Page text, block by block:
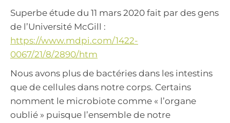
Superbe étude du 11 mars 2020 fait par des gens
de l’Université McGill :
https://www.mdpi.com/1422-
0067/21/8/2890/htm
Nous avons plus de bactéries dans les intestins
que de cellules dans notre corps. Certains
nomment le microbiote comme « l’organe
oublié » puisque l’ensemble de notre